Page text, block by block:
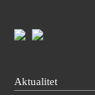
Aktualitet